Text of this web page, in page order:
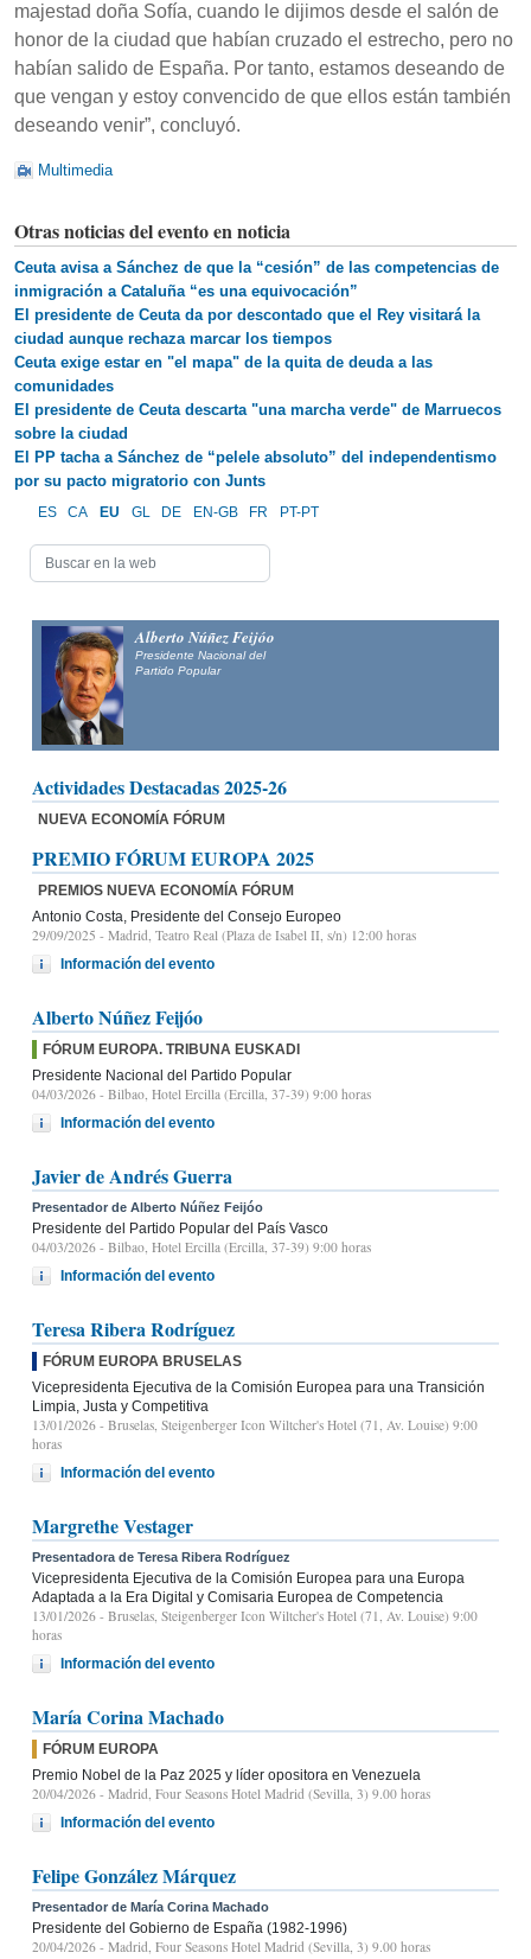
majestad doña Sofía, cuando le dijimos desde el salón de
honor de la ciudad que habían cruzado el estrecho, pero no
habían salido de España. Por tanto, estamos deseando de
que vengan y estoy convencido de que ellos están también
deseando venir”, concluyó.
Multimedia
Otras noticias del evento en noticia
Ceuta avisa a Sánchez de que la “cesión” de las competencias de
inmigración a Cataluña “es una equivocación”
El presidente de Ceuta da por descontado que el Rey visitará la
ciudad aunque rechaza marcar los tiempos
Ceuta exige estar en "el mapa" de la quita de deuda a las
comunidades
El presidente de Ceuta descarta "una marcha verde" de Marruecos
sobre la ciudad
El PP tacha a Sánchez de “pelele absoluto” del independentismo
por su pacto migratorio con Junts
ES CA EU GL DE EN-GB FR PT-PT
Alberto Núñez Feijóo
Presidente Nacional del
Partido Popular
Actividades Destacadas 2025-26
NUEVA ECONOMÍA FÓRUM
PREMIO FÓRUM EUROPA 2025
PREMIOS NUEVA ECONOMÍA FÓRUM
Antonio Costa, Presidente del Consejo Europeo
29/09/2025 - Madrid, Teatro Real (Plaza de Isabel II, s/n) 12:00 horas
Información del evento
Alberto Núñez Feijóo
FÓRUM EUROPA. TRIBUNA EUSKADI
Presidente Nacional del Partido Popular
04/03/2026 - Bilbao, Hotel Ercilla (Ercilla, 37-39) 9:00 horas
Información del evento
Javier de Andrés Guerra
Presentador de Alberto Núñez Feijóo
Presidente del Partido Popular del País Vasco
04/03/2026 - Bilbao, Hotel Ercilla (Ercilla, 37-39) 9:00 horas
Información del evento
Teresa Ribera Rodríguez
FÓRUM EUROPA BRUSELAS
Vicepresidenta Ejecutiva de la Comisión Europea para una Transición
Limpia, Justa y Competitiva
13/01/2026 - Bruselas, Steigenberger Icon Wiltcher's Hotel (71, Av. Louise) 9:00
horas
Información del evento
Margrethe Vestager
Presentadora de Teresa Ribera Rodríguez
Vicepresidenta Ejecutiva de la Comisión Europea para una Europa
Adaptada a la Era Digital y Comisaria Europea de Competencia
13/01/2026 - Bruselas, Steigenberger Icon Wiltcher's Hotel (71, Av. Louise) 9:00
horas
Información del evento
María Corina Machado
FÓRUM EUROPA
Premio Nobel de la Paz 2025 y líder opositora en Venezuela
20/04/2026 - Madrid, Four Seasons Hotel Madrid (Sevilla, 3) 9.00 horas
Información del evento
Felipe González Márquez
Presentador de María Corina Machado
Presidente del Gobierno de España (1982-1996)
20/04/2026 - Madrid, Four Seasons Hotel Madrid (Sevilla, 3) 9.00 horas